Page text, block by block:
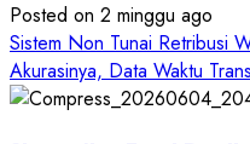
Posted on 2 minggu ago
Sistem Non Tunai Retribusi
Akurasinya, Data Waktu